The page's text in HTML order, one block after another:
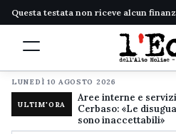
Questa testata non riceve alcun
LUNEDÌ 10 AGOSTO 2026
ULTIM'ORA
Aree interne e
Cerbaso: «Le
sono inaccettabili»